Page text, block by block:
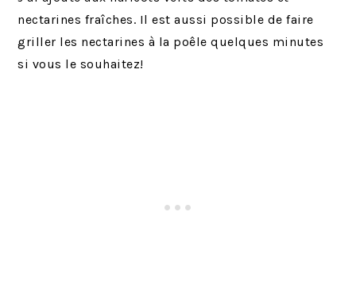
nectarines fraîches. Il est aussi possible de faire
griller les nectarines à la poêle quelques minutes
si vous le souhaitez!